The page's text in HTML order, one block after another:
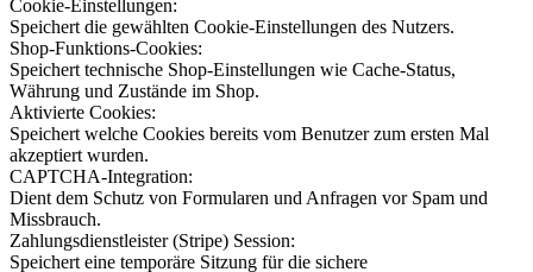
Cookie-Einstellungen:
Speichert die gewählten Cookie-Einstellungen des Nutzers.
Shop-Funktions-Cookies:
Speichert technische Shop-Einstellungen wie Cache-Status,
Währung und Zustände im Shop.
Aktivierte Cookies:
Speichert welche Cookies bereits vom Benutzer zum ersten Mal
akzeptiert wurden.
CAPTCHA-Integration:
Dient dem Schutz von Formularen und Anfragen vor Spam und
Missbrauch.
Zahlungsdienstleister (Stripe) Session:
Speichert eine temporäre Sitzung für die sichere